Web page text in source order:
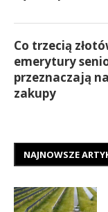
Co trzecią
emerytury
przeznaczają
zakupy
NAJNOWSZE